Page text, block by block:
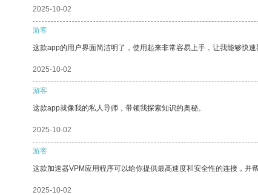
2025-10-02
游客
这款app的用户界面简洁明了，使用起来非常容易上手，让我能够快速
2025-10-02
游客
这款app就像我的私人导师，带领我探索知识的奥秘。
2025-10-02
游客
这款加速器VPM应用程序可以给你提供最高速度和安全性的连接，并
2025-10-02